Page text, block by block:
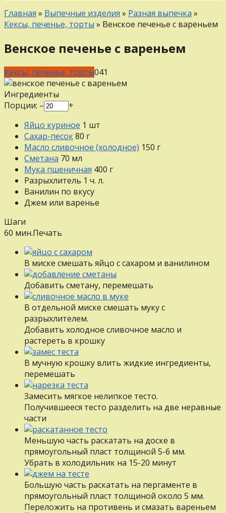
Главная » Выпечные изделия » Разная выпечка »
Кексы, печенье, торты » Венское печенье с вареньем
Венское печенье с вареньем
Кексы, печенье, торты041
Ингредиенты
Порции: –
+
Яйцо куриное 1 шт
Сахар-песок80 г
Масло сливочное (холодное) 150 г
Сметана 70 мл
Мука пшеничная 400 г
Разрыхлитель 1 ч. л.
Ванилин по вкусу
Джем или варенье
Шаги
60 мин.Печать
В миске смешать яйцо с сахаром и ванилином
Добавить сметану, перемешать
В отдельной миске смешать муку с
разрыхлителем.
Добавить холодное сливочное масло и
растереть в крошку
В мучную крошку влить жидкие ингредиенты,
перемешать
Замесить мягкое нелипкое тесто.
Получившееся тесто разделить на две неравные
части
Меньшую часть раскатать на доске в
прямоугольный пласт толщиной 5-6 мм.
Убрать в холодильник на 15-20 минут
Большую часть раскатать на пергаменте в
прямоугольный пласт толщиной около 5 мм.
Переложить на противень и смазать вареньем